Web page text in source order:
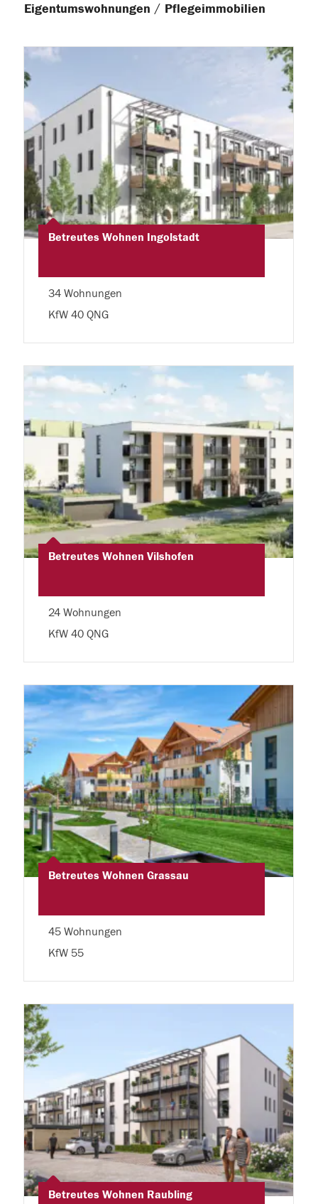
Eigentumswohnungen / Pflegeimmobilien
Betreutes Wohnen Ingolstadt
34 Wohnungen
KfW 40 QNG
Betreutes Wohnen Vilshofen
24 Wohnungen
KfW 40 QNG
Betreutes Wohnen Grassau
45 Wohnungen
KfW 55
Betreutes Wohnen Raubling